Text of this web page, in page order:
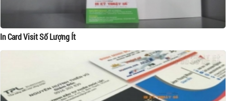
In Card Visit Số Lượng Ít